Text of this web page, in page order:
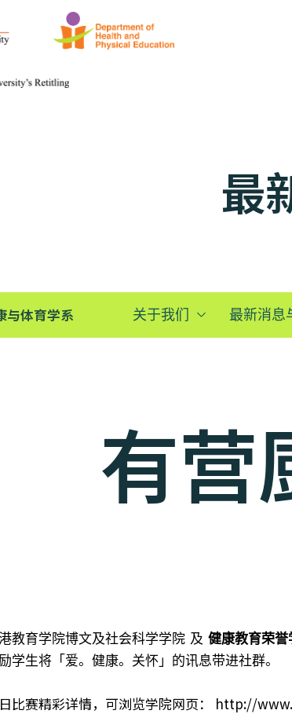
最
与体育学系 关于我们 最新消息
有营
教育学院博文及社会科学学院 及 健康教育荣誉
学生将「爱。健康。关怀」的讯息带进社群。
比赛精彩详情，可浏览学院网页： http://